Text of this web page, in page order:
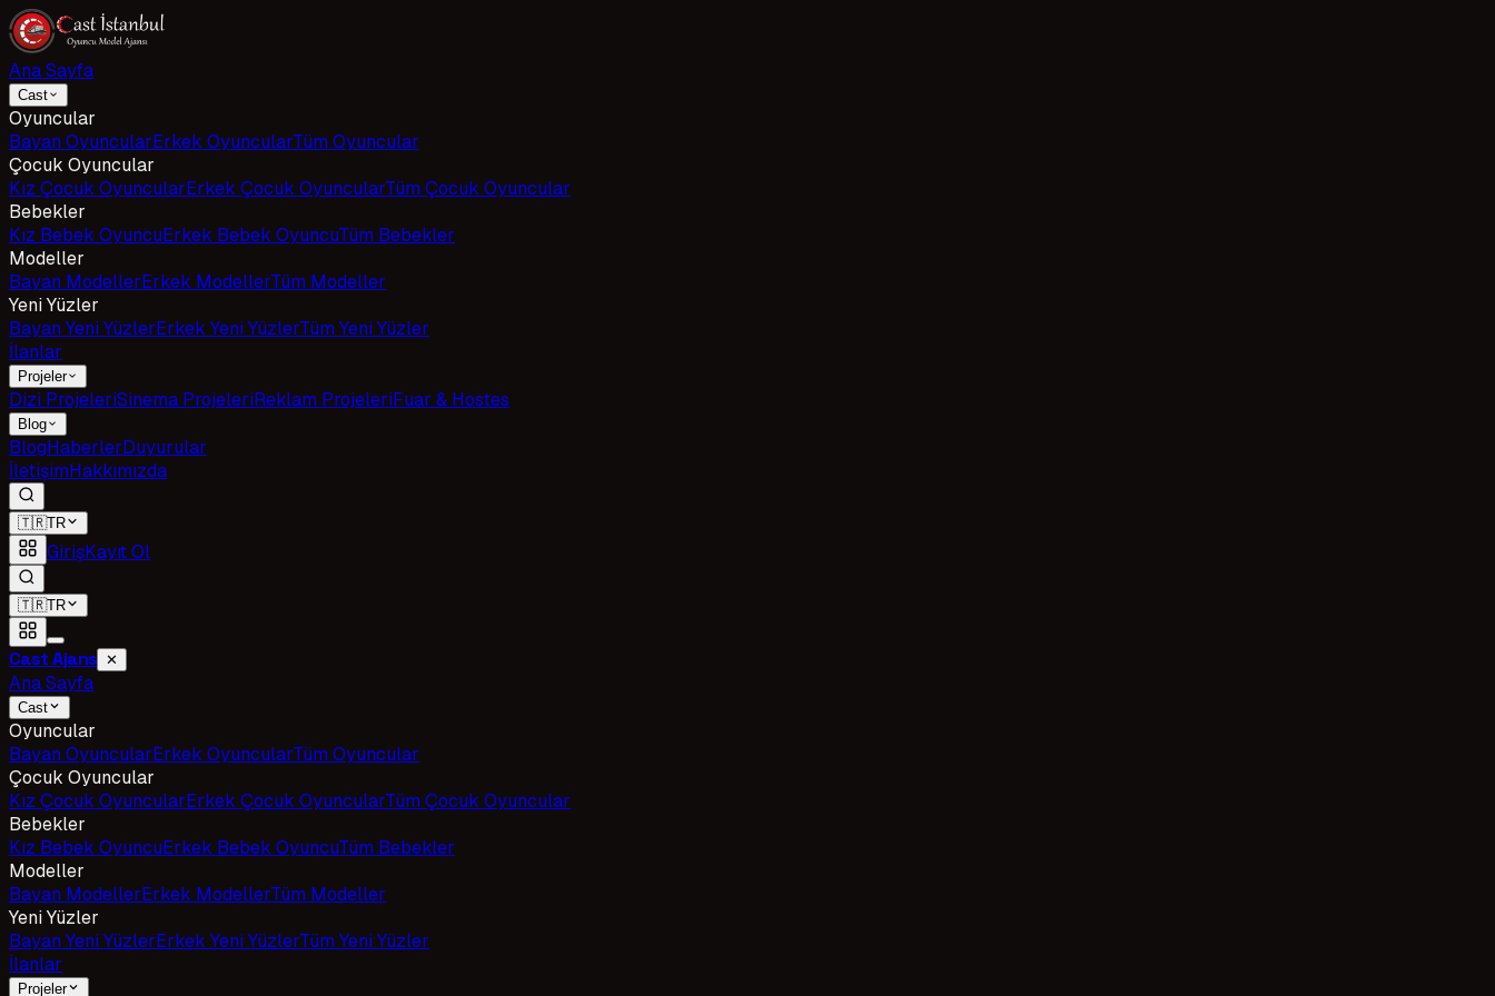
Ana Sayfa
Cast
Oyuncular
Bayan OyuncularErkek OyuncularTüm Oyuncular
Çocuk Oyuncular
Kız Çocuk OyuncularErkek Çocuk OyuncularTüm Çocuk Oyuncular
Bebekler
Kız Bebek OyuncuErkek Bebek OyuncuTüm Bebekler
Modeller
Bayan ModellerErkek ModellerTüm Modeller
Yeni Yüzler
Bayan Yeni YüzlerErkek Yeni YüzlerTüm Yeni Yüzler
İlanlar
Projeler
Dizi ProjeleriSinema ProjeleriReklam ProjeleriFuar & Hostes
Blog
BlogHaberlerDuyurular
İletişimHakkımızda
🇹🇷TR
GirişKayıt Ol
🇹🇷TR
Cast Ajans ✕
Ana Sayfa
Cast
Oyuncular
Bayan OyuncularErkek OyuncularTüm Oyuncular
Çocuk Oyuncular
Kız Çocuk OyuncularErkek Çocuk OyuncularTüm Çocuk Oyuncular
Bebekler
Kız Bebek OyuncuErkek Bebek OyuncuTüm Bebekler
Modeller
Bayan ModellerErkek ModellerTüm Modeller
Yeni Yüzler
Bayan Yeni YüzlerErkek Yeni YüzlerTüm Yeni Yüzler
İlanlar
Projeler